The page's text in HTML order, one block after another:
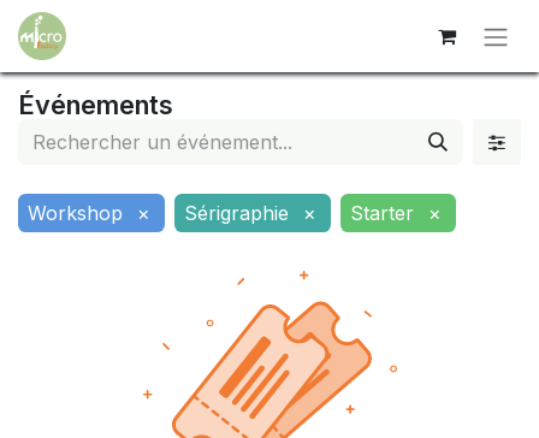
Événements
Workshop × Sérigraphie × Starter ×